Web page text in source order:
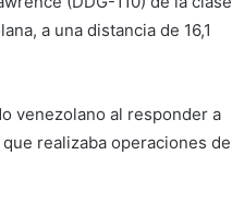
a una distancia de 16,1
venezolano al responder a
realizaba operaciones de